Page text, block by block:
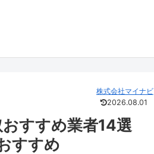
株式会社マイナビ
2026.08.01
すすめ業者14選
すすめ